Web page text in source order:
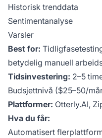
Historisk trenddata
Sentimentanalyse
Varsler
Best for:
betydelig manuell
Tidsinvestering: 2–5
Budsjettnivå ($25–50/
Plattformer: Otterly.AI,
Hva du får:
Automatisert